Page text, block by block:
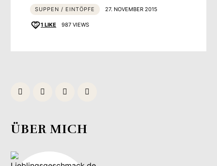
SUPPEN / EINTÖPFE 27. NOVEMBER 2015
1 LIKE 987 VIEWS
ÜBER MICH